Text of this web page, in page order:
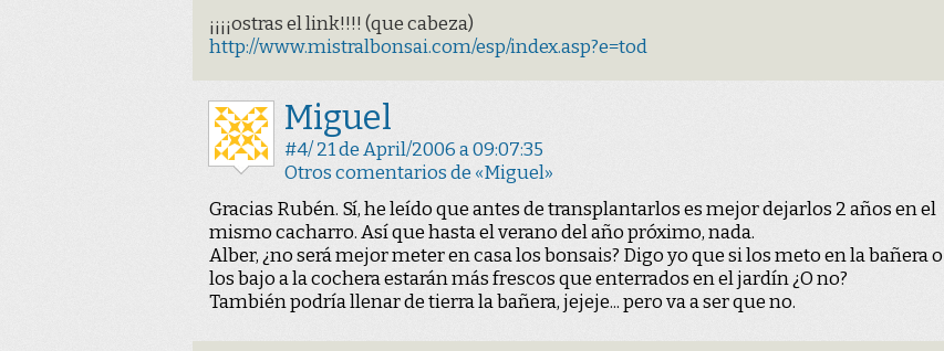
¡¡¡¡ostras el link!!!! (que cabeza)
http://www.mistralbonsai.com/esp/index.asp?e=tod
Miguel
#4/ 21 de April/2006 a 09:07:35
Otros comentarios de «Miguel»
Gracias Rubén. Sí, he leído que antes de transplantarlos es mejor dejarlos 2 años en el
mismo cacharro. Así que hasta el verano del año próximo, nada.
Alber, ¿no será mejor meter en casa los bonsais? Digo yo que si los meto en la bañera o
los bajo a la cochera estarán más frescos que enterrados en el jardín ¿O no?
También podría llenar de tierra la bañera, jejeje... pero va a ser que no.